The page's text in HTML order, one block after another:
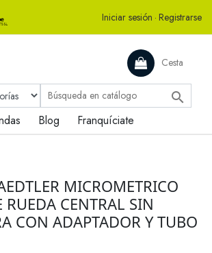
Iniciar sesión · Registrarse
Cesta

Blog Franquíciate
MICROMETRICO
RUEDA CENTRAL SIN
CON ADAPTADOR Y TUBO